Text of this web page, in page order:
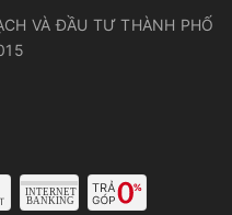
như thịt, cá, hải sản, rau
lò nướng Tiger Queen AX-
động được nguồn thực
hơn trọng việc chế biến
VÀ ĐẦU TƯ THÀNH PHỐ